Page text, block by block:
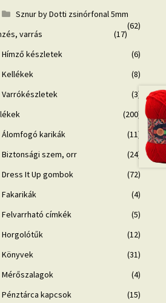
Sznur by Dotti zsinórfonal 5mm
(62)
varrás
(17)
Hímző készletek
(6)
Kellékek
(8)
Varrókészletek
(3)
(200)
Álomfogó karikák
(11)
Biztonsági szem, orr
(24)
Dress It Up gombok
(72)
Fakarikák
(4)
Felvarrható címkék
(5)
Horgolótűk
(12)
Könyvek
(31)
Mérőszalagok
(4)
Pénztárca kapcsok
(15)